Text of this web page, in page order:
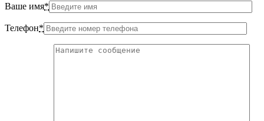
Ваше имя*
Телефон*